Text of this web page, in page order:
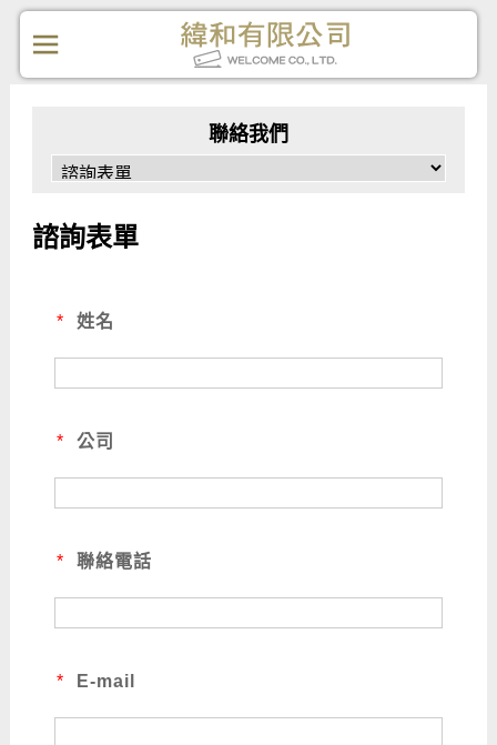
聯絡我們
諮詢表單
* 姓名
* 公司
* 聯絡電話
* E-mail